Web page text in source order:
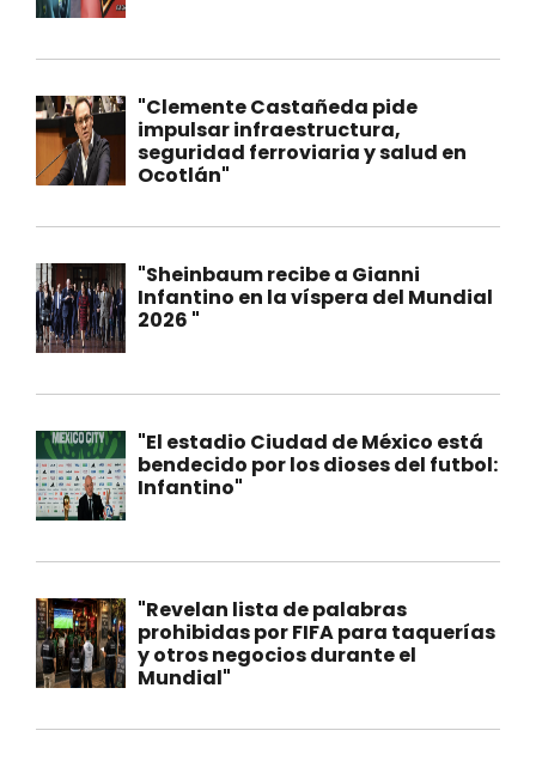
"Clemente Castañeda pide
impulsar infraestructura,
seguridad ferroviaria y salud en
Ocotlán"
"Sheinbaum recibe a Gianni
Infantino en la víspera del Mundial
2026 "
"El estadio Ciudad de México está
bendecido por los dioses del futbol:
Infantino"
"Revelan lista de palabras
prohibidas por FIFA para taquerías
y otros negocios durante el
Mundial"